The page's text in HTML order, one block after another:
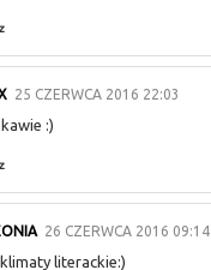
25 CZERWCA 2016 22:03
:)
26 CZERWCA 2016 09:14
literackie:)